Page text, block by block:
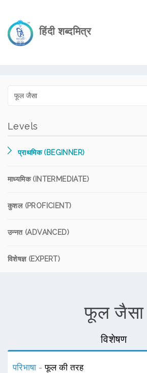
हिंदी शब्दमित्र
Levels
प्राथमिक (BEGINNER)
माध्यमिक (INTERMEDIATE)
कुशल (PROFICIENT)
उन्नत (ADVANCED)
विशेषज्ञ (EXPERT)
फूल जैसा
विशेषण
परिभाषा -फूल की तरह